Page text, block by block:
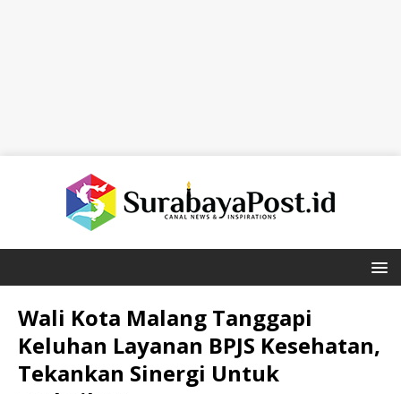
Wali Kota Malang Tanggapi
Keluhan Layanan BPJS Kesehatan,
Tekankan Sinergi Untuk